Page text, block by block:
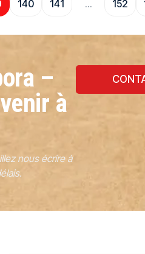
140 141 … 152
–
à
nous écrire à